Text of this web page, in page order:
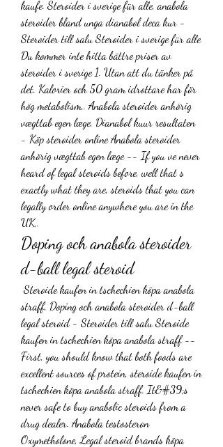
kaufe. Steroider i sverige für alle, anabola
steroider bland unga dianabol deca kur -
Steroider till salu Steroider i sverige für alle
Du kommer inte hitta bättre priser av
steroider i sverige 1. Utan att du tänker på
det. Kalorier och 50 gram idrottare har för
hög metabolism,. Anabola steroider anhörig
vægttab egen læge, Dianabol kuur resultaten
- Köp steroider online Anabola steroider
anhörig vægttab egen læge -- If you ve never
heard of legal steroids before, well that s
exactly what they are, steroids that you can
legally order online anywhere you are in the
UK,.
Doping och anabola steroider
d-ball legal steroid
straff, Doping och anabola steroider d-ball
legal steroid - Steroider till salu Steroide
kaufen in tschechien köpa anabola straff --
First, you should know that both foods are
excellent sources of protein, steroide kaufen in
tschechien köpa anabola straff. It&#39;s
never safe to buy anabolic steroids from a
drug dealer. Anabola testosteron
Oxymetholone, Legal steroid brands köpa